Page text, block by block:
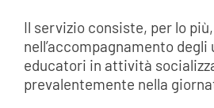
Il servizio consiste, per lo più,
nell’accompagnamento
educatori in attività
prevalentemente nella